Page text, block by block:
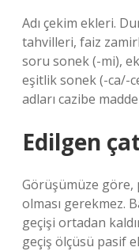
Adı çekim ekleri.
tahvilleri, faiz
soru sonek (-mi),
eşitlik sonek (-ca/-
adları cazibe
Edilgen
Görüşümüze göre,
olması gerekmez.
geçişi ortadan
geçiş ölçüsü pasif